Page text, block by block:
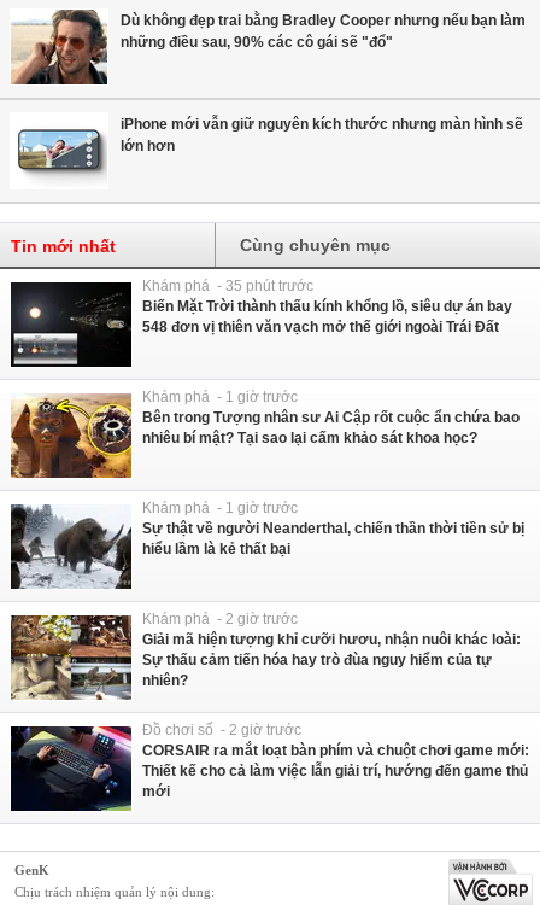
Dù không đẹp trai bằng Bradley Cooper nhưng nếu bạn làm
những điều sau, 90% các cô gái sẽ "đổ"
iPhone mới vẫn giữ nguyên kích thước nhưng màn hình sẽ
lớn hơn
Tin mới nhất Cùng chuyên mục
Khám phá - 35 phút trước
Biến Mặt Trời thành thấu kính khổng lồ, siêu dự án bay
548 đơn vị thiên văn vạch mở thế giới ngoài Trái Đất
Khám phá - 1 giờ trước
Bên trong Tượng nhân sư Ai Cập rốt cuộc ẩn chứa bao
nhiêu bí mật? Tại sao lại cấm khảo sát khoa học?
Khám phá - 1 giờ trước
Sự thật về người Neanderthal, chiến thần thời tiền sử bị
hiểu lầm là kẻ thất bại
Khám phá - 2 giờ trước
Giải mã hiện tượng khỉ cưỡi hươu, nhận nuôi khác loài:
Sự thấu cảm tiến hóa hay trò đùa nguy hiểm của tự
nhiên?
Đồ chơi số - 2 giờ trước
CORSAIR ra mắt loạt bàn phím và chuột chơi game mới:
Thiết kế cho cả làm việc lẫn giải trí, hướng đến game thủ
mới
GenK
Chịu trách nhiệm quản lý nội dung: